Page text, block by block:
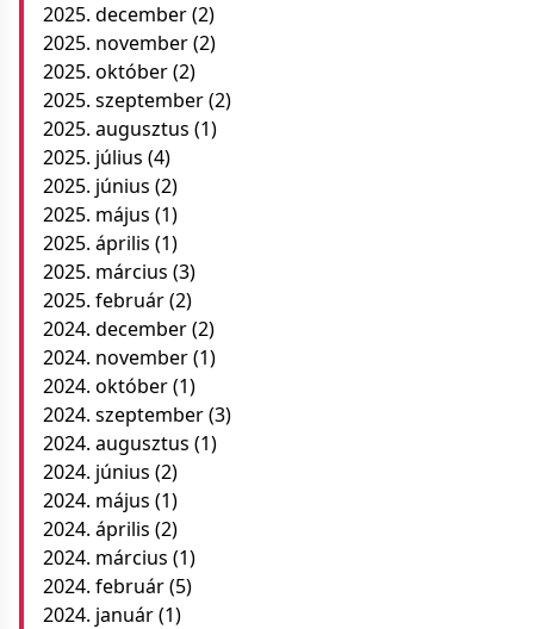
2025. december(2)
2025. november(2)
2025. október(2)
2025. szeptember(2)
2025. augusztus (1)
2025. július (4)
2025. június (2)
2025. május (1)
2025. április (1)
2025. március (3)
2025. február(2)
2024. december(2)
2024. november(1)
2024. október(1)
2024. szeptember(3)
2024. augusztus (1)
2024. június (2)
2024. május (1)
2024. április (2)
2024. március (1)
2024. február(5)
2024. január(1)